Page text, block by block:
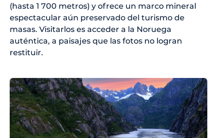
(hasta 1 700 metros) y ofrece un marco mineral
espectacular aún preservado del turismo de
masas. Visitarlos es acceder a la Noruega
auténtica, a paisajes que las fotos no logran
restituir.